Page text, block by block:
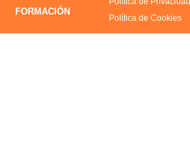
FORMACIÓN
Política de Cookies